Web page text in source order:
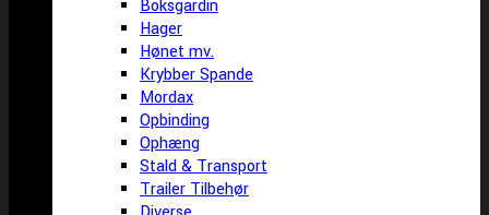
Boksgardin
Hager
Hønet mv.
Krybber Spande
Mordax
Opbinding
Ophæng
Stald & Transport
Trailer Tilbehør